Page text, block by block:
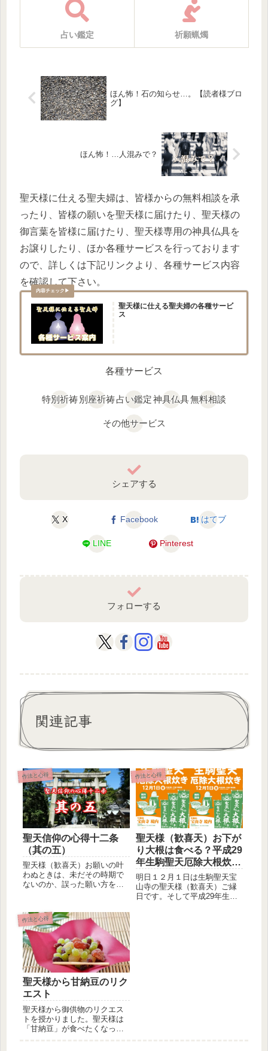
占い鑑定 祈願蝋燭
ほん怖！石の知らせ…。【読者様ブロ
グ】
ほん怖！…人混みで？
聖天様に仕える聖夫婦は、皆様からの無料相談を承
ったり、皆様の願いを聖天様に届けたり、聖天様の
御言葉を皆様に届けたり、聖天様専用の神具仏具を
お譲りしたり、ほか各種サービスを行っております
ので、詳しくは下記リンクより、各種サービス内容
を確認して下さい。
聖天様に仕える聖夫婦の各種サービ
ス
各種サービス
特別祈祷別座祈祷占い鑑定神具仏具無料相談
その他サービス
シェアする
X Facebook はてブ
LINE Pinterest
フォローする
関連記事
作法と心得
聖天信仰の心得十二条
（其の五）
聖天様（歓喜天）お願いの叶
わぬときは、未だその時期で
ないのか、誤った願い方をし
作法と心得
聖天様（歓喜天）お下が
り大根は食べる？平成29
年生駒聖天厄除大根炊
き！
明日１２月１日は生駒聖天宝
山寺の聖天様（歓喜天）ご縁
日です。そして平成29年生駒
作法と心得
聖天様から甘納豆のリク
エスト
聖天様から御供物のリクエス
トを授かりました。聖天様は
「甘納豆」が食べたくなった